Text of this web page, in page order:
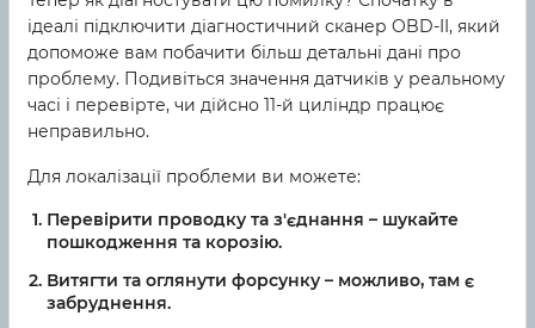
ідеалі підключити діагностичний сканер OBD-II, який
допоможе вам побачити більш детальні дані про
проблему. Подивіться значення датчиків у реальному
часі і перевірте, чи дійсно 11-й циліндр працює
неправильно.
Для локалізації проблеми ви можете:
Перевірити проводку та з'єднання – шукайте
пошкодження та корозію.
Витягти та оглянути форсунку – можливо, там є
забруднення.